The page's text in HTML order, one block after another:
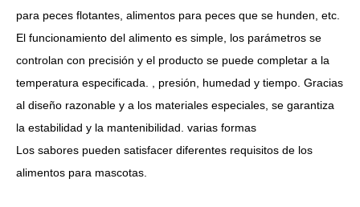
para peces flotantes, alimentos para peces que se hunden, etc.
El funcionamiento del alimento es simple, los parámetros se
controlan con precisión y el producto se puede completar a la
temperatura especificada. , presión, humedad y tiempo. Gracias
al diseño razonable y a los materiales especiales, se garantiza
la estabilidad y la mantenibilidad. varias formas
Los sabores pueden satisfacer diferentes requisitos de los
alimentos para mascotas.